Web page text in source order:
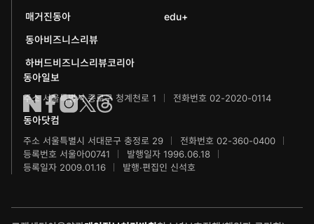
어린이과학동아
수학동아
어린이수학동아
IT동아
동아뮤지컬콩쿠르
동아무용콩쿠르
동아주니어음악콩쿠르
동아주니어국악콩쿠르
동아마라톤
동아연극상
신문박물관
화정평화재단
하서학술재단
매거진동아
edu+
동아비즈니스리뷰
하버드비즈니스리뷰코리아
동아일보
주소 서울특별시 종로구 청계천로 1 전화번호 02-2020-0114
동아닷컴
주소 서울특별시 서대문구 충정로 29
전화번호 02-360-0400
등록번호 서울아00741
발행일자 1996.06.18
등록일자 2009.01.16
발행·편집인 신석호